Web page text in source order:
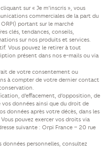
sur « Je m’inscris », vous
commerciales de la part du
ORPI) portant sur le marché
clés, tendances, conseils,
sur nos produits et services.
Vous pouvez le retirer à tout
présent dans nos e-mails ou via
de votre consentement ou
à compter de votre dernier contact
d’effacement, d’opposition, de
données ainsi que du droit de
données après votre décès, dans les
pouvez exercer vos droits via
suivante : Orpi France – 20 rue
données personnelles, consultez